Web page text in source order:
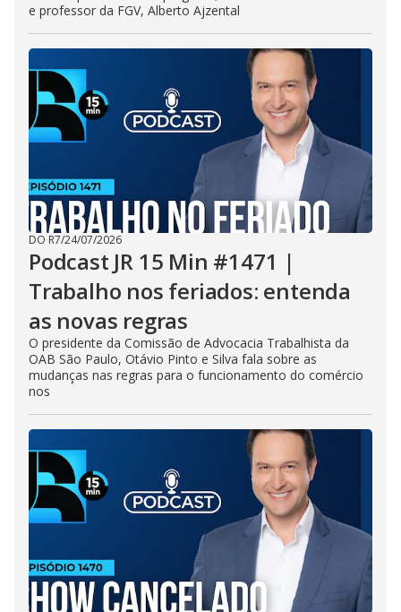
e professor da FGV, Alberto Ajzental
DO R7/24/07/2026
Podcast JR 15 Min #1471 |
Trabalho nos feriados: entenda
as novas regras
O presidente da Comissão de Advocacia Trabalhista da
OAB São Paulo, Otávio Pinto e Silva fala sobre as
mudanças nas regras para o funcionamento do comércio
nos